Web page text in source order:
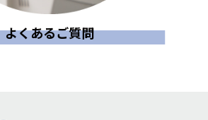
よくあるご質問